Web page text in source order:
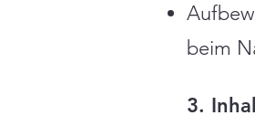
beim
3.